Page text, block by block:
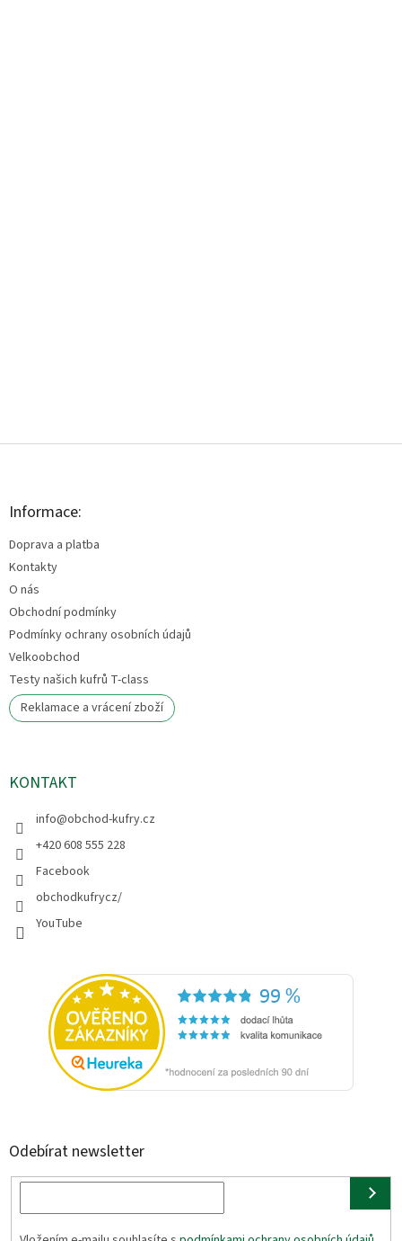
Z
Informace:
Doprava a platba
Kontakty
O nás
Obchodní podmínky
Podmínky ochrany osobních údajů
Velkoobchod
Testy našich kufrů T-class
Reklamace a vrácení zboží
KONTAKT
info@obchod-kufry.cz
+420 608 555 228
Facebook
obchodkufrycz/
YouTube
Odebírat newsletter